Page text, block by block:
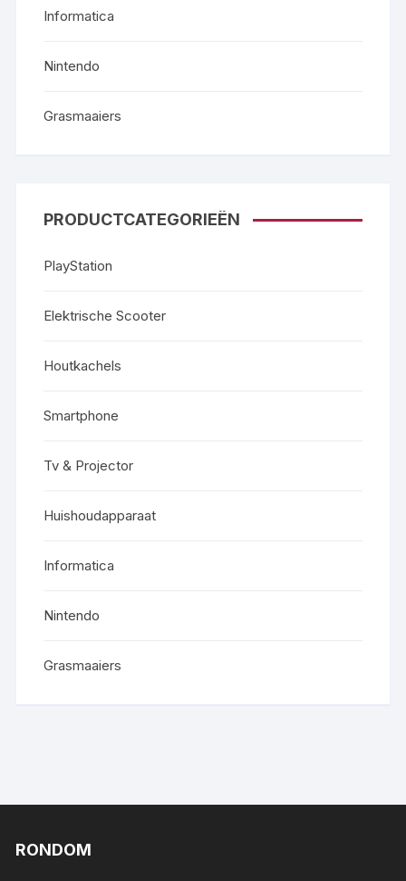
Informatica
Nintendo
Grasmaaiers
PRODUCTCATEGORIEËN
PlayStation
Elektrische Scooter
Houtkachels
Smartphone
Tv & Projector
Huishoudapparaat
Informatica
Nintendo
Grasmaaiers
RONDOM